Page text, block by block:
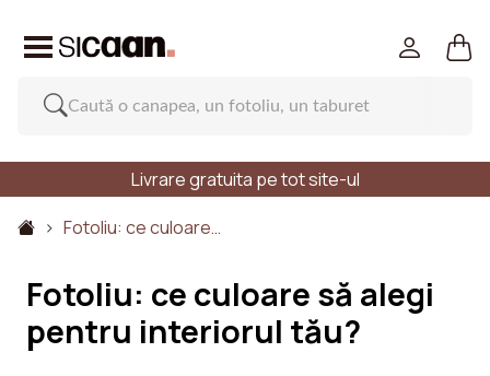
Livrare gratuita pe tot site-ul
Fotoliu: ce culoare…
Fotoliu: ce culoare să alegi
pentru interiorul tău?